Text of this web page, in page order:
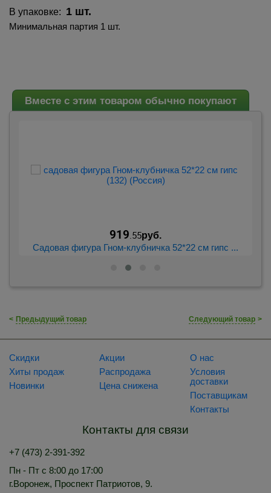
В упаковке: 1 шт.
Минимальная партия 1 шт.
Вместе с этим товаром обычно покупают
919 .55руб.
Садовая фигура Гном-клубничка 52*22 см гипс ...
< Предыдущий товар Следующий товар >
Скидки
Хиты продаж
Новинки
Акции
Распродажа
Цена снижена
О нас
Условия
доставки
Поставщикам
Контакты
Контакты для связи
+7 (473) 2-391-392
Пн - Пт с 8:00 до 17:00
г.Воронеж, Проспект Патриотов, 9.